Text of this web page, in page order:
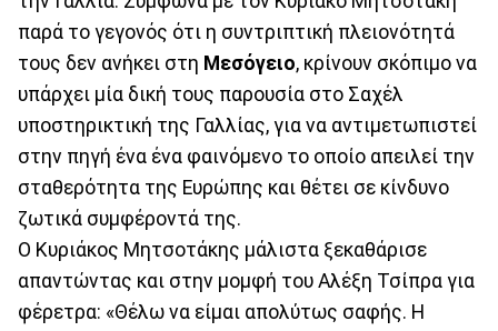
παρά το γεγονός ότι η συντριπτική πλειονότητά
τους δεν ανήκει στη Μεσόγειο, κρίνουν σκόπιμο να
υπάρχει μία δική τους παρουσία στο Σαχέλ
υποστηρικτική της Γαλλίας, για να αντιμετωπιστεί
στην πηγή ένα ένα φαινόμενο το οποίο απειλεί την
σταθερότητα της Ευρώπης και θέτει σε κίνδυνο
ζωτικά συμφέροντά της.
Ο Κυριάκος Μητσοτάκης μάλιστα ξεκαθάρισε
απαντώντας και στην μομφή του Αλέξη Τσίπρα για
φέρετρα: «Θέλω να είμαι απολύτως σαφής. Η